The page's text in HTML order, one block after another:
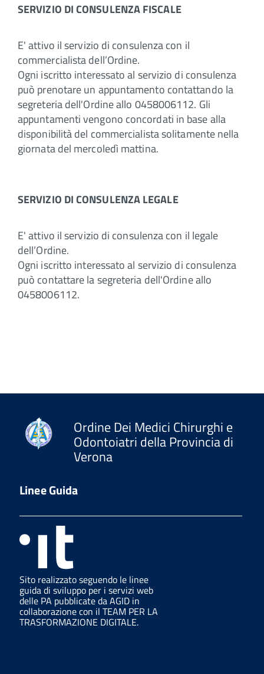
SERVIZIO DI CONSULENZA FISCALE
E' attivo il servizio di consulenza con il
commercialista dell’Ordine.
Ogni iscritto interessato al servizio di consulenza
può prenotare un appuntamento contattando la
segreteria dell'Ordine allo 0458006112. Gli
appuntamenti vengono concordati in base alla
disponibilità del commercialista solitamente nella
giornata del mercoledì mattina.
SERVIZIO DI CONSULENZA LEGALE
E' attivo il servizio di consulenza con il legale
dell’Ordine.
Ogni iscritto interessato al servizio di consulenza
può contattare la segreteria dell'Ordine allo
0458006112.
Ordine Dei Medici Chirurghi e
Odontoiatri della Provincia di
Verona
Linee Guida
Sito realizzato seguendo le linee
guida di sviluppo per i servizi web
delle PA pubblicate da AGID in
collaborazione con il TEAM PER LA
TRASFORMAZIONE DIGITALE.